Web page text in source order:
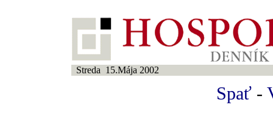
Streda 15.Mája 2002
Spať -